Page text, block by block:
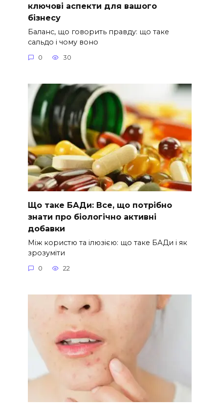
ключові аспекти для вашого
бізнесу
Баланс, що говорить правду: що таке
сальдо і чому воно
0 30
Що таке БАДи: Все, що потрібно
знати про біологічно активні
добавки
Між користю та ілюзією: що таке БАДи і як
зрозуміти
0 22